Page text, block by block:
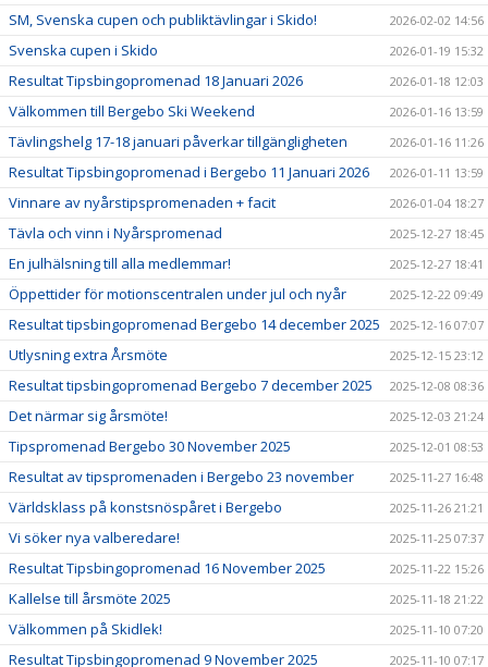
SM, Svenska cupen och publiktävlingar i Skido! 2026-02-02 14:56
Svenska cupen i Skido 2026-01-19 15:32
Resultat Tipsbingopromenad 18 Januari 2026 2026-01-18 12:03
Välkommen till Bergebo Ski Weekend 2026-01-16 13:59
Tävlingshelg 17-18 januari påverkar tillgängligheten 2026-01-16 11:26
Resultat Tipsbingopromenad i Bergebo 11 Januari 2026 2026-01-11 13:59
Vinnare av nyårstipspromenaden + facit 2026-01-04 18:27
Tävla och vinn i Nyårspromenad 2025-12-27 18:45
En julhälsning till alla medlemmar! 2025-12-27 18:41
Öppettider för motionscentralen under jul och nyår 2025-12-22 09:49
Resultat tipsbingopromenad Bergebo 14 december 2025 2025-12-16 07:07
Utlysning extra Årsmöte 2025-12-15 23:12
Resultat tipsbingopromenad Bergebo 7 december 2025 2025-12-08 08:36
Det närmar sig årsmöte! 2025-12-03 21:24
Tipspromenad Bergebo 30 November 2025 2025-12-01 08:53
Resultat av tipspromenaden i Bergebo 23 november 2025-11-27 16:48
Världsklass på konstsnöspåret i Bergebo 2025-11-26 21:21
Vi söker nya valberedare! 2025-11-25 07:37
Resultat Tipsbingopromenad 16 November 2025 2025-11-22 15:26
Kallelse till årsmöte 2025 2025-11-18 21:22
Välkommen på Skidlek! 2025-11-10 07:20
Resultat Tipsbingopromenad 9 November 2025 2025-11-10 07:17